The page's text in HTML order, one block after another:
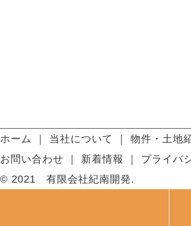
ホーム 当社について 物件・土地
お問い合わせ
新着情報
プライバ
© 2021 有限会社紀南開発.